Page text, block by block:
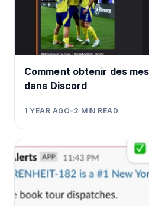
Comment obtenir des
dans Discord
1 YEAR AGO• 2 MIN READ